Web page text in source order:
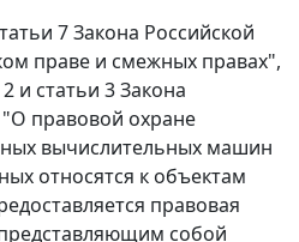
7Закона Российской
праве и смежных правах",
и статьи 3Закона
правовой охране
вычислительных машин
относятся к объектам
правовая
собой